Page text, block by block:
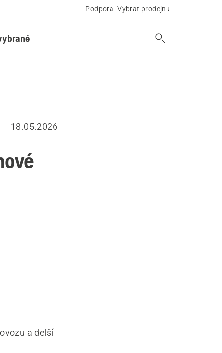
Podpora Vybrat prodejnu
18.05.2026
a delší